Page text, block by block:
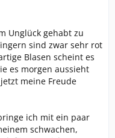
Unglück gehabt zu
sind zwar sehr rot
Blasen scheint es
es morgen aussieht
meine Freude
ich mit ein paar
schwachen,